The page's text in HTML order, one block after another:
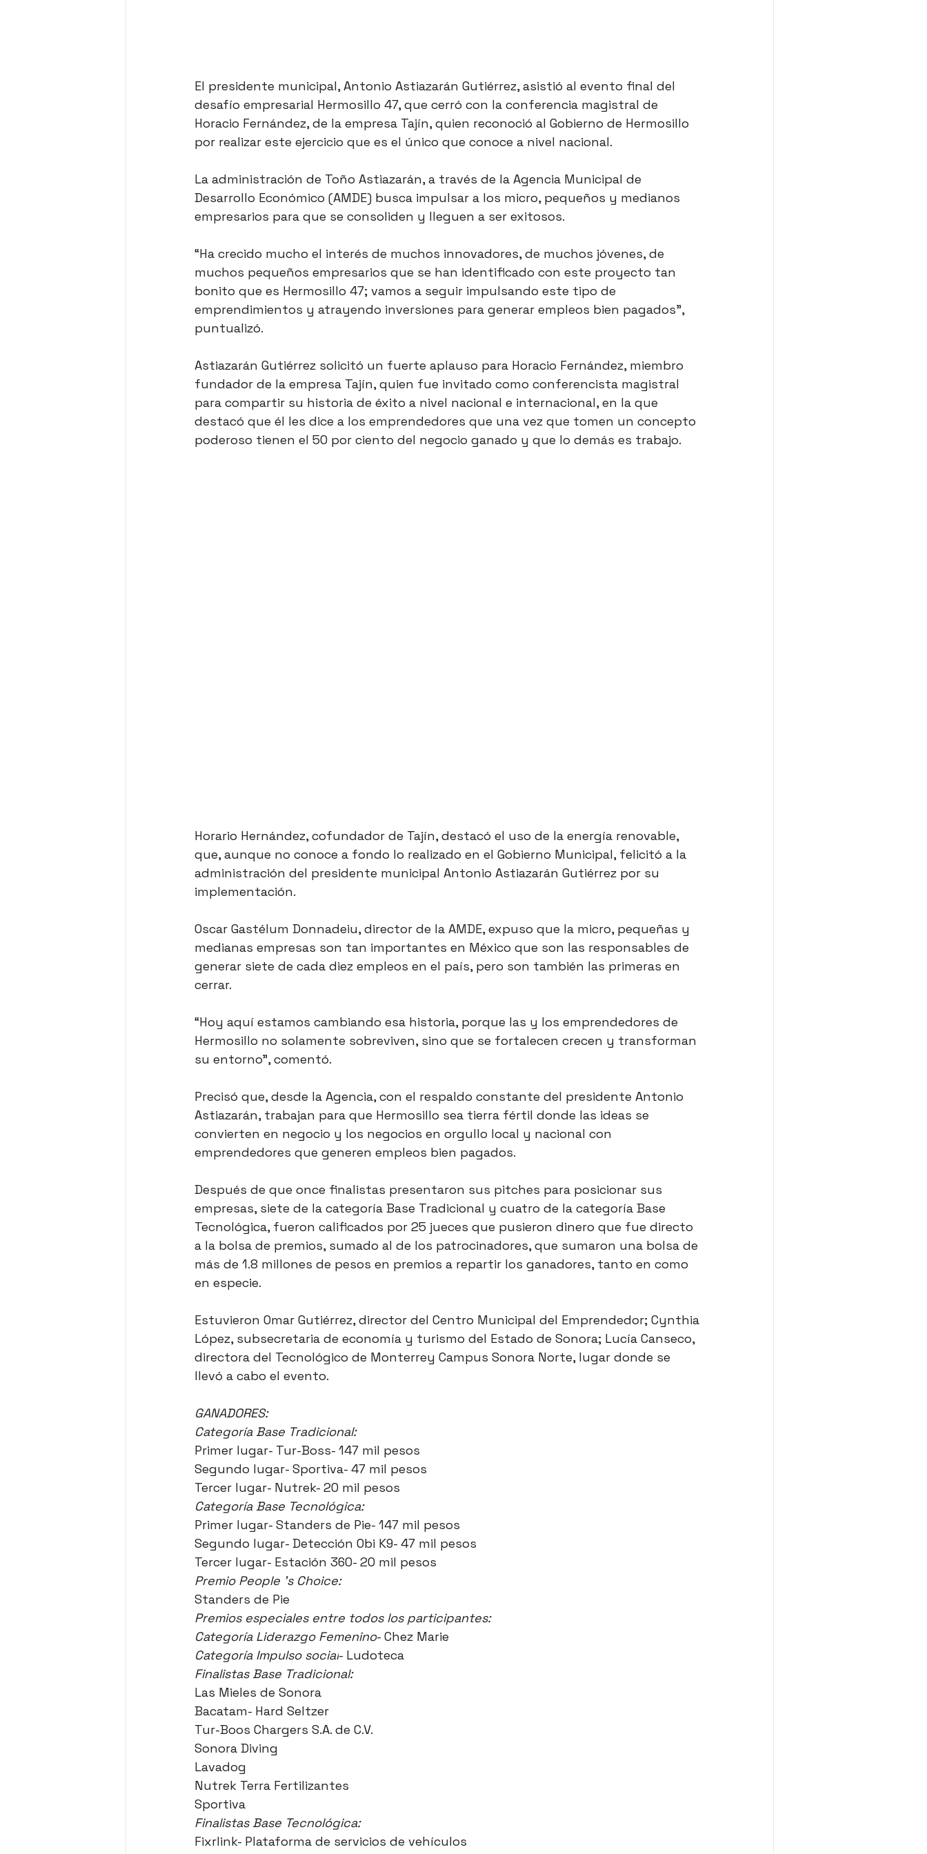
El presidente municipal, Antonio Astiazarán Gutiérrez, asistió al evento final del
desafío empresarial Hermosillo 47, que cerró con la conferencia magistral de
Horacio Fernández, de la empresa Tajín, quien reconoció al Gobierno de Hermosillo
por realizar este ejercicio que es el único que conoce a nivel nacional.
La administración de Toño Astiazarán, a través de la Agencia Municipal de
Desarrollo Económico (AMDE) busca impulsar a los micro, pequeños y medianos
empresarios para que se consoliden y lleguen a ser exitosos.
“Ha crecido mucho el interés de muchos innovadores, de muchos jóvenes, de
muchos pequeños empresarios que se han identificado con este proyecto tan
bonito que es Hermosillo 47; vamos a seguir impulsando este tipo de
emprendimientos y atrayendo inversiones para generar empleos bien pagados",
puntualizó.
Astiazarán Gutiérrez solicitó un fuerte aplauso para Horacio Fernández, miembro
fundador de la empresa Tajín, quien fue invitado como conferencista magistral
para compartir su historia de éxito a nivel nacional e internacional, en la que
destacó que él les dice a los emprendedores que una vez que tomen un concepto
poderoso tienen el 50 por ciento del negocio ganado y que lo demás es trabajo.
Horario Hernández, cofundador de Tajín, destacó el uso de la energía renovable,
que, aunque no conoce a fondo lo realizado en el Gobierno Municipal, felicitó a la
administración del presidente municipal Antonio Astiazarán Gutiérrez por su
implementación.
Oscar Gastélum Donnadeiu, director de la AMDE, expuso que la micro, pequeñas y
medianas empresas son tan importantes en México que son las responsables de
generar siete de cada diez empleos en el país, pero son también las primeras en
cerrar.
“Hoy aquí estamos cambiando esa historia, porque las y los emprendedores de
Hermosillo no solamente sobreviven, sino que se fortalecen crecen y transforman
su entorno”, comentó.
Precisó que, desde la Agencia, con el respaldo constante del presidente Antonio
Astiazarán, trabajan para que Hermosillo sea tierra fértil donde las ideas se
convierten en negocio y los negocios en orgullo local y nacional con
emprendedores que generen empleos bien pagados.
Después de que once finalistas presentaron sus pitches para posicionar sus
empresas, siete de la categoría Base Tradicional y cuatro de la categoría Base
Tecnológica, fueron calificados por 25 jueces que pusieron dinero que fue directo
a la bolsa de premios, sumado al de los patrocinadores, que sumaron una bolsa de
más de 1.8 millones de pesos en premios a repartir los ganadores, tanto en como
en especie.
Estuvieron Omar Gutiérrez, director del Centro Municipal del Emprendedor; Cynthia
López, subsecretaria de economía y turismo del Estado de Sonora; Lucía Canseco,
directora del Tecnológico de Monterrey Campus Sonora Norte, lugar donde se
llevó a cabo el evento.
GANADORES:
Categoría Base Tradicional:
Primer lugar- Tur-Boss- 147 mil pesos
Segundo lugar- Sportiva- 47 mil pesos
Tercer lugar- Nutrek- 20 mil pesos
Categoría Base Tecnológica:
Primer lugar- Standers de Pie- 147 mil pesos
Segundo lugar- Detección Obi K9- 47 mil pesos
Tercer lugar- Estación 360- 20 mil pesos
Premio People 's Choice:
Standers de Pie
Premios especiales entre todos los participantes:
Categoría Liderazgo Femenino- Chez Marie
Categoría Impulso social- Ludoteca
Finalistas Base Tradicional:
Las Mieles de Sonora
Bacatam- Hard Seltzer
Tur-Boos Chargers S.A. de C.V.
Sonora Diving
Lavadog
Nutrek Terra Fertilizantes
Sportiva
Finalistas Base Tecnológica:
Fixrlink- Plataforma de servicios de vehículos